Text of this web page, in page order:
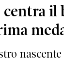
centra il